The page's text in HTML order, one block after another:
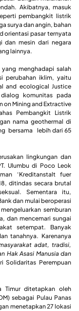
​​Akibatnya, masuk
pembangkit listrik
surya dan angin, bahan
orientasi pasar ternyata
dan mesin dari negara
lainnya.
menghadapi salah
perubahan iklim, yaitu
and ecological Justice
komunitas pada
on Mining and Extractive
Pembangkit Listrik
nama geothermal di
bersama lebih dari 65
lingkungan dan
Ulumbu di Poco Leok
‘Kreditanstalt fuer
ditindas secara brutal
Sementara itu,
dan mulai beroperasi
semburan
dan mencemari sungai
setempat. Banyak
tanahnya. Karenanya
adat, tradisi,
Hak Asasi Manusia dan
Solidaritas Perempuan
Timur ditetapkan oleh
sebagai Pulau Panas
menetapkan 27 lokasi